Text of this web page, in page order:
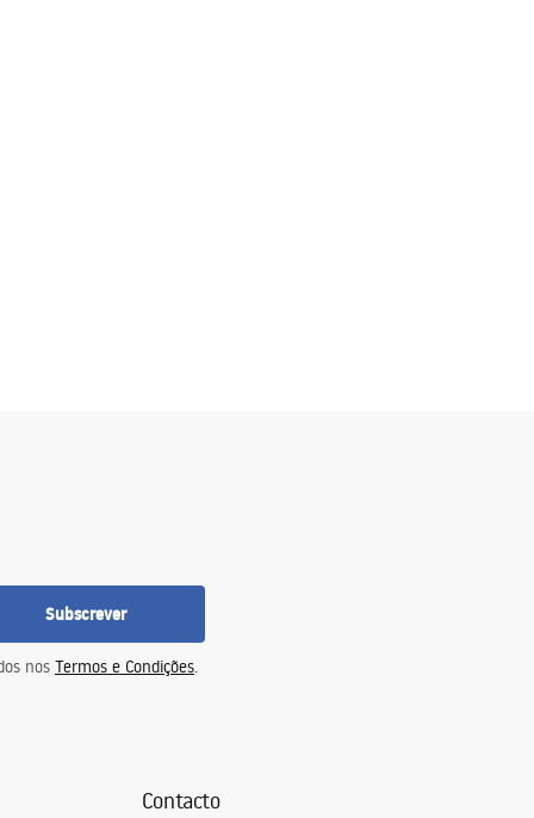
Subscrever
nos Termos e Condições.
Contacto